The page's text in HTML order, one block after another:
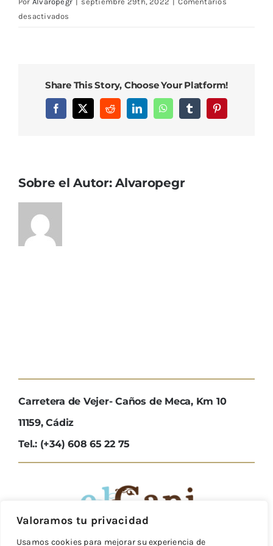
Valoramos tu privacidad
Usamos cookies para mejorar su experiencia de
desactivados
Share This Story, Choose Your Platform!
Facebook
X RedditLinkedInWhatsAppTumblrPinterest
Sobre el Autor:Alvaropegr
Carretera de Vejer- Caños de Meca, Km 10
11159, Cádiz
Tel.: (+34) 608 65 22 75